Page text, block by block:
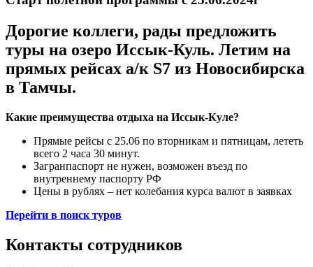
Дорогие коллеги, рады предложить
туры на озеро Иссык-Куль. Летим на
прямых рейсах а/к S7 из Новосибирска
в Тамчы.
Какие преимущества отдыха на Иссык-Куле?
Прямые рейсы с 25.06 по вторникам и пятницам, лететь
всего 2 часа 30 минут.
Загранпаспорт не нужен, возможен въезд по
внутреннему паспорту РФ
Цены в рублях – нет колебания курса валют в заявках
Перейти в поиск туров
Контакты сотрудников